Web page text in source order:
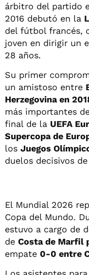
árbitro del partido
2016 debutó en la
del fútbol francés,
joven en dirigir un
28 años.
Su primer
un amistoso entre
Herzegovina en
más importantes
final de la UEFA
Supercopa de
los Juegos
duelos decisivos
El Mundial 2026
Copa del Mundo.
estuvo a cargo de
de Costa de Marfil
empate 0-0 entre